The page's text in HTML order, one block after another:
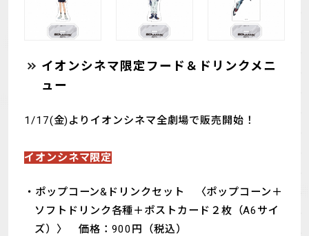
イオンシネマ限定フード＆ドリンクメニ
ュー
1/17(金)よりイオンシネマ全劇場で販売開始！
イオンシネマ限定
ポップコーン&ドリンクセット 〈ポップコーン＋
ソフトドリンク各種＋ポストカード２枚（A6サイ
ズ）〉 価格：900円（税込）